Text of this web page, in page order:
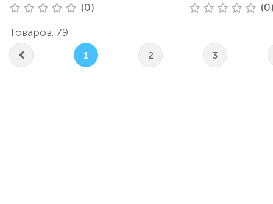
(0)
Товаров: 79
1 2 3